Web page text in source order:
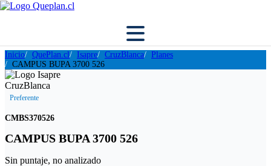
Inicio QuePlan.cl Isapre CruzBlanca
Planes
CAMPUS BUPA 3700 526
Preferente
CMBS370526
CAMPUS BUPA 3700 526
Sin puntaje, no analizado